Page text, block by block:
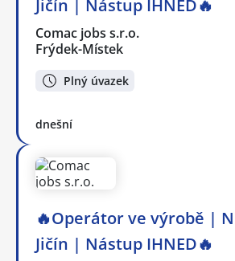
Jičín | Nástup IHNED🔥
Comac jobs s.r.o.
Frýdek-Místek
Plný úvazek
dnešní
🔥Operátor ve výrobě |
Jičín | Nástup IHNED🔥